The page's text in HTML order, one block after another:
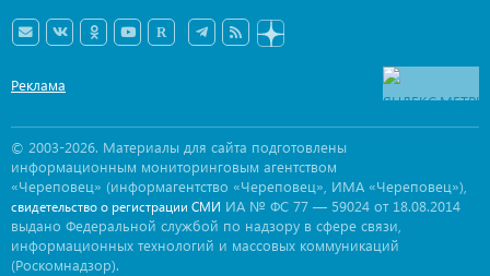
Реклама
© 2003-2026. Материалы для сайта подготовлены
информационным мониторинговым агентством
«Череповец» (информагентство «Череповец», ИМА «Череповец»),
свидетельство о регистрации СМИ ИА № ФС 77 — 59024 от 18.08.2014
выдано Федеральной службой по надзору в сфере связи,
информационных технологий и массовых коммуникаций
(Роскомнадзор).